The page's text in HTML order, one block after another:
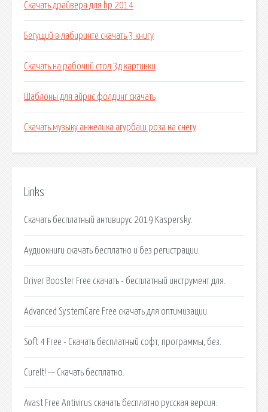
Скачать драйвера для hp 2014
Бегущий в лабиринте скачать 3 книгу
Скачать на рабочий стол 3д картинки
Шаблоны для айрис фолдинг скачать
Скачать музыку анжелика агурбаш роза на снегу
Links
Скачать бесплатный антивирус 2019 Kaspersky.
Аудиокниги скачать бесплатно и без регистрации.
Driver Booster Free скачать - бесплатный инструмент для.
Advanced SystemCare Free скачать для оптимизации.
Soft 4 Free - Скачать бесплатный софт, программы, без.
CureIt! — Скачать бесплатно.
Avast Free Antivirus скачать бесплатно русская версия.